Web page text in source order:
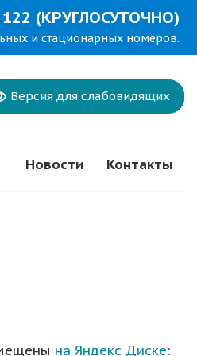
122 (КРУГЛОСУТОЧНО)
и стационарных номеров.
Версия для слабовидящих
Новости Контакты
на Яндекс Диске: